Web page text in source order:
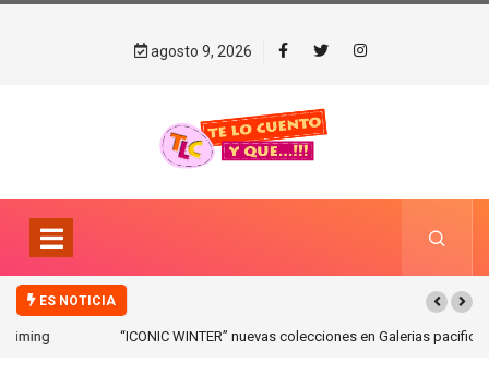
agosto 9, 2026
ES NOTICIA
“ICONIC WINTER” nuevas colecciones en Galerias pacifico!